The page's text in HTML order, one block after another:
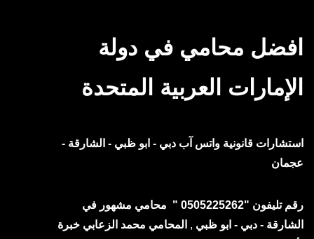
افضل محامي في دولة
الإمارات العربية المتحدة
استشارات قانونية واتس آب دبي - ابو ظبي - الشارقة -
عجمان
رقم تليفون "0505225262 " محامي مشهور في
الشارقة - دبي - ابو ظبي , المحامي محمد الزعابي خبرة